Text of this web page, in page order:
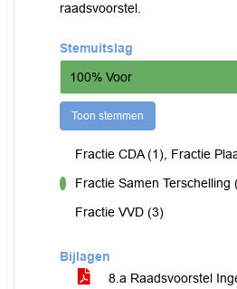
raadsvoorstel.
Stemuitslag
100% Voor
Toon stemmen
Fractie CDA (1), Fractie
Fractie Samen Terschelling
Fractie VVD (3)
Bijlagen
8.a Raadsvoorstel